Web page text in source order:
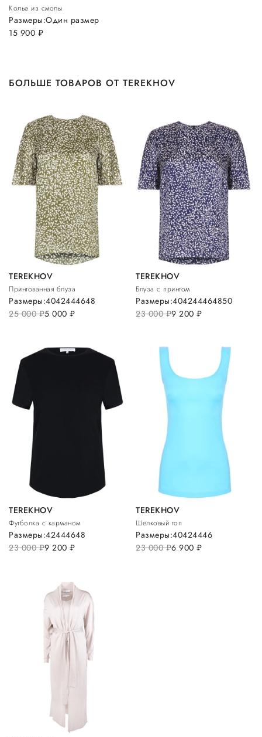
Колье из смолы
15 900 руб.
Размеры:Один размер
БОЛЬШЕ ТОВАРОВ ОТ TEREKHOV
TEREKHOV
Принтованная блуза
25 000руб.5 000 руб.
Размеры:4042444648
TEREKHOV
Блуза с принтом
23 000руб.9 200руб.
Размеры:404244464850
TEREKHOV
Футболка с карманом
23 000руб.9 200 руб.
Размеры:42444648
TEREKHOV
Шелковый топ
23 000руб.6 900руб.
Размеры:40424446